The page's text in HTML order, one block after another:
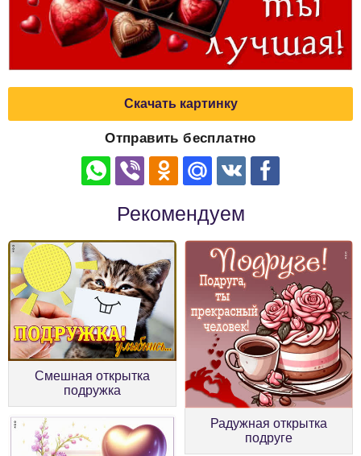
Скачать картинку
Отправить бесплатно
Рекомендуем
Смешная открытка
подружка
Радужная открытка
подруге